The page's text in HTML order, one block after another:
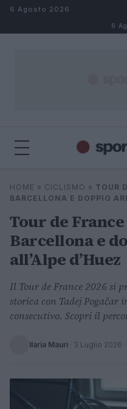
Salta al contenuto
6 Agosto 2026
6
Cerca
HOME » CICLISMO » TOUR
BARCELLONA E DOPPIO
Tour de
Barcellona e
all’Alpe d’Huez
Il Tour de France 2026 si
storica con Tadej Pogačar
consecutivo. Scopri il
Ilaria Mauri · 3 Luglio 2026